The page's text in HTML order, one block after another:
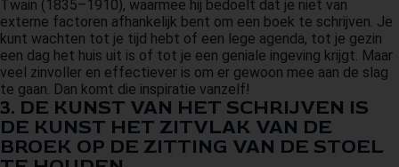
Twain (1835–1910), waarmee hij bedoelt dat je niet van
externe factoren afhankelijk bent om een boek te schrijven. Je
kunt wachten tot je tijd hebt of een lege agenda, tot je gezin
een dag het huis uit is of tot je een geniale ingeving krijgt. Maar
veel zinvoller en effectiever is om er gewoon mee aan de slag
te gaan. Dan komt die inspiratie vanzelf!
3. DE KUNST VAN HET SCHRIJVEN IS
DE KUNST HET ZITVLAK VAN DE
BROEK OP DE ZITTING VAN DE STOEL